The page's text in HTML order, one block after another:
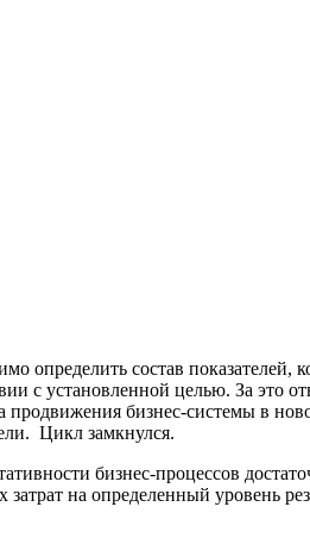
определить состав показателей,
с установленной целью. За это
продвижения бизнес-системы в
Цикл замкнулся.
бизнес-процессов
на определенный уровень